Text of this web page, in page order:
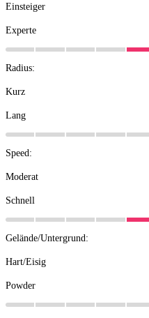
Einsteiger
Experte
Radius:
Kurz
Lang
Speed:
Moderat
Schnell
Gelände/Untergrund:
Hart/Eisig
Powder